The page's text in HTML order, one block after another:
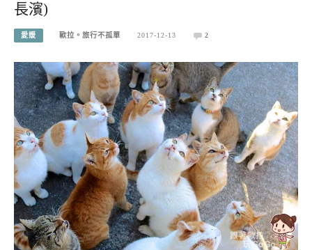
長濱)
愛媛 歐拉。旅行不孤單 2017-12-13 2